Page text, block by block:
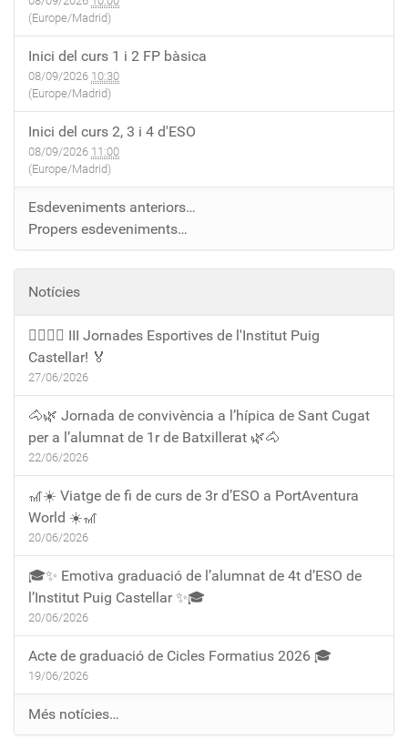
(Europe/Madrid)
Inici del curs 1 i 2 FP bàsica
08/09/2026 10:30
(Europe/Madrid)
Inici del curs 2, 3 i 4 d'ESO
08/09/2026 11:00
(Europe/Madrid)
Esdeveniments anteriors…
Propers esdeveniments…
Notícies
🏃‍♀️🏃‍♂️ III Jornades Esportives de l'Institut Puig
Castellar! 🏅
27/06/2026
🐴🌿 Jornada de convivència a l’hípica de Sant Cugat
per a l’alumnat de 1r de Batxillerat 🌿🐴
22/06/2026
🎢☀️ Viatge de fi de curs de 3r d’ESO a PortAventura
World ☀️🎢
20/06/2026
🎓✨ Emotiva graduació de l’alumnat de 4t d’ESO de
l’Institut Puig Castellar ✨🎓
20/06/2026
Acte de graduació de Cicles Formatius 2026 🎓
19/06/2026
Més notícies…